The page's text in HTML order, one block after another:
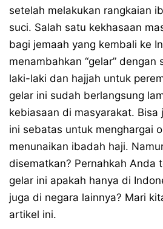
setelah melakukan rangkaian
suci. Salah satu kekhasaan
bagi jemaah yang kembali ke
menambahkan “gelar” dengan
laki-laki dan hajjah untuk
gelar ini sudah berlangsung
kebiasaan di masyarakat.
ini sebatas untuk menghargai
menunaikan ibadah haji.
disematkan? Pernahkah Anda
gelar ini apakah hanya di
juga di negara lainnya? Mari
artikel ini.